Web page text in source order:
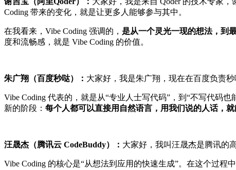
Coding 带来的变化，就是让更多人能够参与其中。
在我看来，Vibe Coding 强调的， 是从一个灵光一现的想法，到
度和流畅感，就是 Vibe Coding 的价值。
朱广翔（百度秒哒）： 大家好，我是朱广翔，现在在百度负责
Vibe Coding 代表的，就是从“专业人士写代码”，到“不写代码
新的阶段： 每个人都可以直接用自然语言，用我们说的人话，就
汪晟杰（腾讯云 CodeBuddy）： 大家好，我叫汪晟杰是腾讯的
Vibe Coding 的核心是“从想法到应用的快速生成”。在这个过程